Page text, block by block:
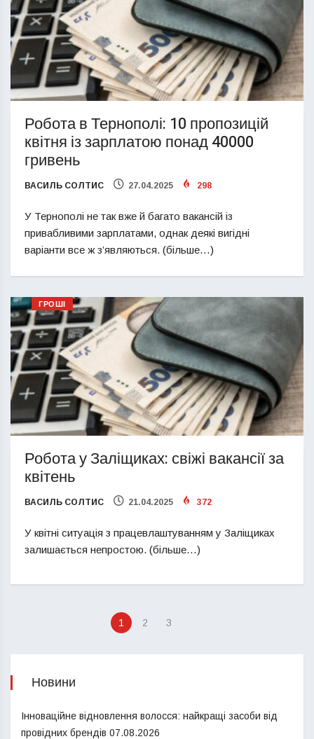
Робота в Тернополі: 10 пропозицій
квітня із зарплатою понад 40000
гривень
ВАСИЛЬ СОЛТИС 27.04.2025 298
У Тернополі не так вже й багато вакансій із
привабливими зарплатами, однак деякі вигідні
варіанти все ж з’являються. (більше…)
ГРОШІ
Робота у Заліщиках: свіжі вакансії за
квітень
ВАСИЛЬ СОЛТИС 21.04.2025 372
У квітні ситуація з працевлаштуванням у Заліщиках
залишається непростою. (більше…)
1 2 3
Новини
Інноваційне відновлення волосся: найкращі засоби від
провідних брендів 07.08.2026